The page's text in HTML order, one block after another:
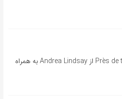
آهنگ فرانسوی Près de toi از Andrea Lindsay به همراه